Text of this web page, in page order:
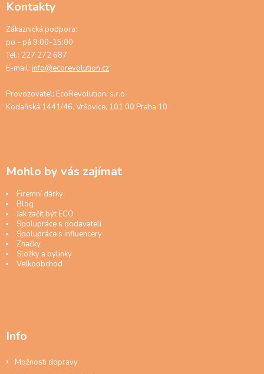
Kontakty
Zákaznická podpora:
po - pá 9:00-15:00
Tel.: 227 272 687
E-mail: info@ecorevolution.cz
Provozovatel: EcoRevolution, s.r.o.
Kodaňská 1441/46, Vršovice, 101 00 Praha 10
Mohlo by vás zajímat
Firemní dárky
Blog
Jak začít být ECO
Spolupráce s dodavateli
Spolupráce s influencery
Značky
Složky a bylinky
Velkoobchod
Info
Možnosti dopravy